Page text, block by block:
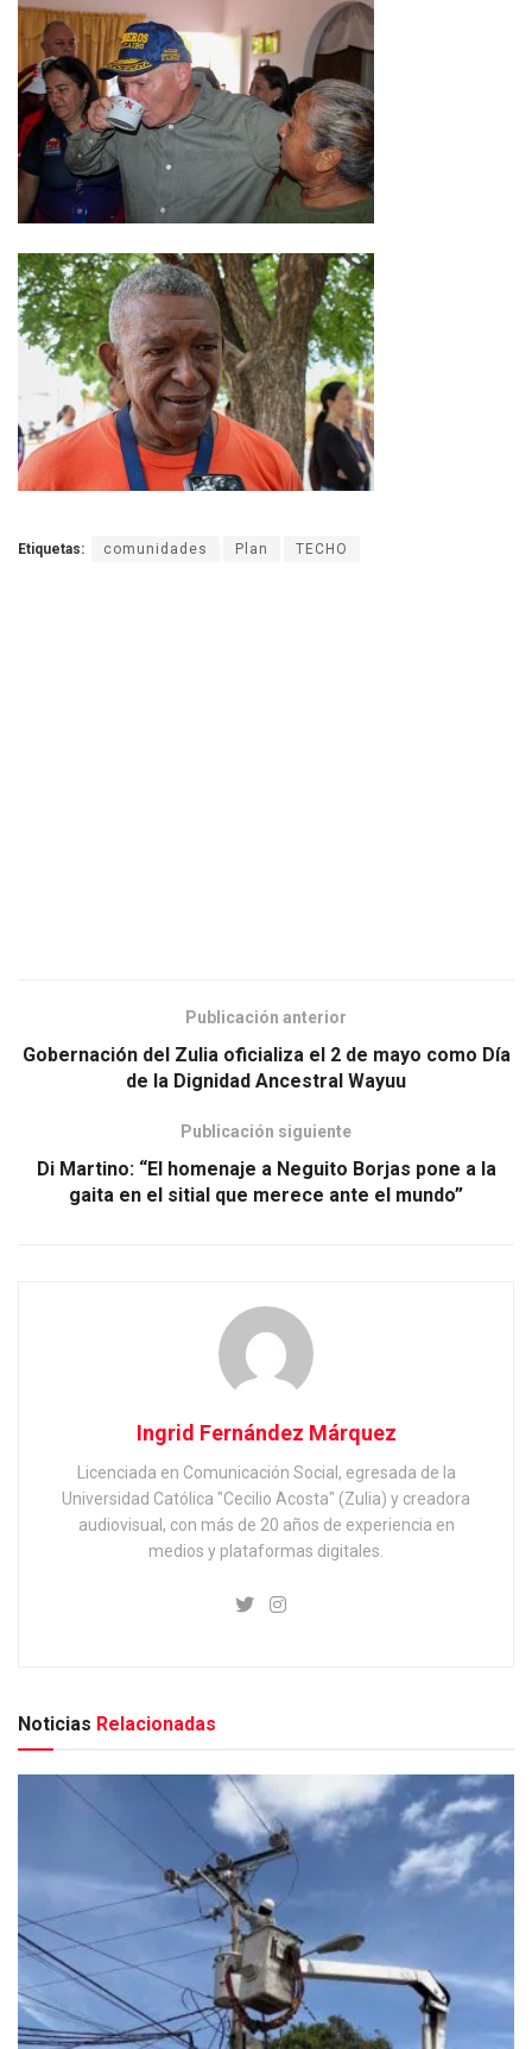
Etiquetas: comunidades Plan TECHO
Publicación anterior
Gobernación del Zulia oficializa el 2 de mayo como Día
de la Dignidad Ancestral Wayuu
Publicación siguiente
Di Martino: “El homenaje a Neguito Borjas pone a la
gaita en el sitial que merece ante el mundo”
Ingrid Fernández Márquez
Licenciada en Comunicación Social, egresada de la
Universidad Católica "Cecilio Acosta" (Zulia) y creadora
audiovisual, con más de 20 años de experiencia en
medios y plataformas digitales.
Noticias Relacionadas